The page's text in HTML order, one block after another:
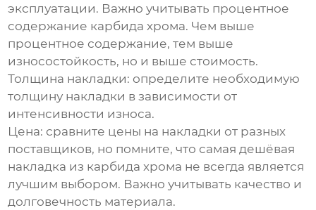
эксплуатации. Важно учитывать процентное
содержание карбида хрома. Чем выше
процентное содержание, тем выше
износостойкость, но и выше стоимость.
Толщина накладки: определите необходимую
толщину накладки в зависимости от
интенсивности износа.
Цена: сравните цены на накладки от разных
поставщиков, но помните, что самаядешёвая
накладка из карбида хрома не всегда является
лучшим выбором. Важно учитывать качество и
долговечность материала.